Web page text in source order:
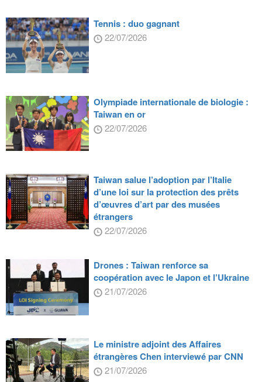
Tennis : duo gagnant
22/07/2026
Olympiade internationale de biologie :
Taiwan en or
22/07/2026
Taiwan salue l’adoption par l’Italie
d’une loi sur la protection des prêts
d’œuvres d’art par des musées
étrangers
22/07/2026
Drones : Taiwan renforce sa
coopération avec le Japon et l’Ukraine
21/07/2026
Le ministre adjoint des Affaires
étrangères Chen interviewé par CNN
21/07/2026